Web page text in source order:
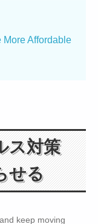
Affordable
ス対策
せる
keep moving